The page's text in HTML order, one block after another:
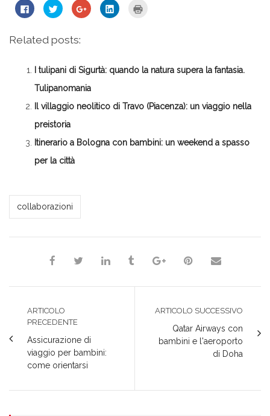
Fai
clic
su
Facebook
in
una
finestra)
Fai
clic
condividere
su
apre
in
nuova
finestra)
Fai
clic
apre
in
nuova
finestra)
Fai
clic
in nuova
Related posts:
I tulipani di Sigurtà: quando la natura supera la fantasia.
Tulipanomania
Il villaggio neolitico di Travo (Piacenza): un viaggio nella
preistoria
Itinerario a Bologna con bambini: un weekend a spasso
per la città
Milena Marchioni
collaborazioni
ARTICOLO
PRECEDENTE
Assicurazione di
viaggio per bambini:
come orientarsi
ARTICOLO SUCCESSIVO
Qatar Airways con
bambini e l'aeroporto
di Doha